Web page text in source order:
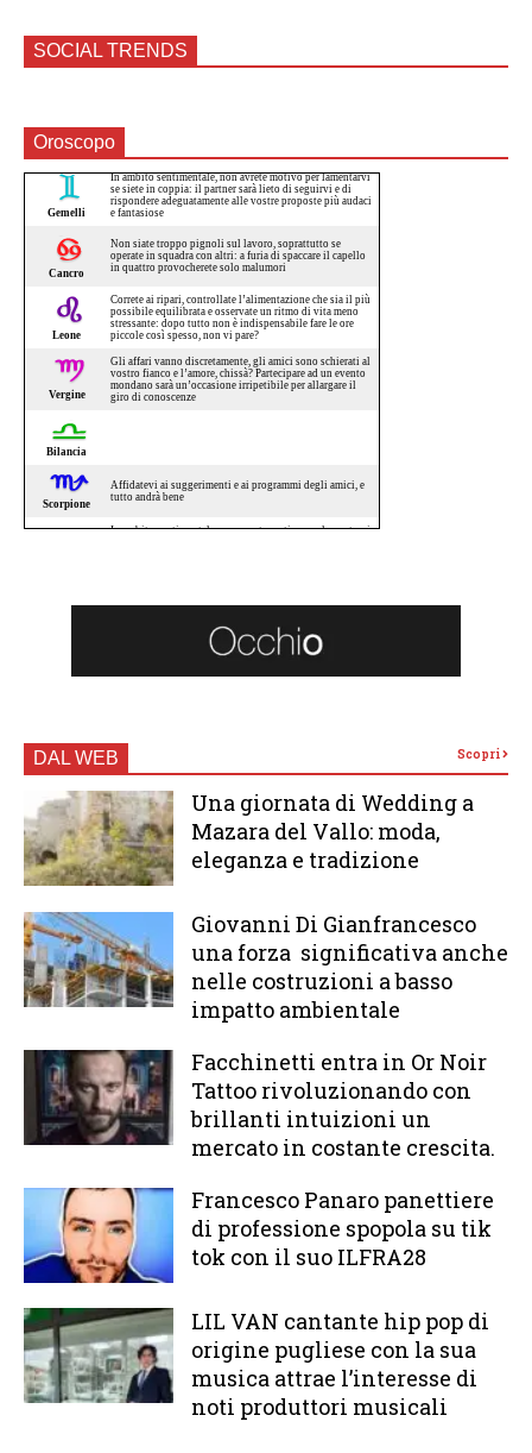
SOCIAL TRENDS
Oroscopo
DAL WEB Scopri
Una giornata di Wedding a
Mazara del Vallo: moda,
eleganza e tradizione
Giovanni Di Gianfrancesco
una forza significativa anche
nelle costruzioni a basso
impatto ambientale
Facchinetti entra in Or Noir
Tattoo rivoluzionando con
brillanti intuizioni un
mercato in costante crescita.
Francesco Panaro panettiere
di professione spopola su tik
tok con il suo ILFRA28
LIL VAN cantante hip pop di
origine pugliese con la sua
musica attrae l’interesse di
noti produttori musicali